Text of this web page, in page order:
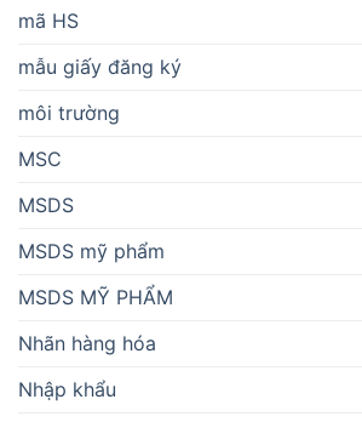
mã HS
mẫu giấy đăng ký
môi trường
MSC
MSDS
MSDS mỹ phẩm
MSDS MỸ PHẨM
Nhãn hàng hóa
Nhập khẩu